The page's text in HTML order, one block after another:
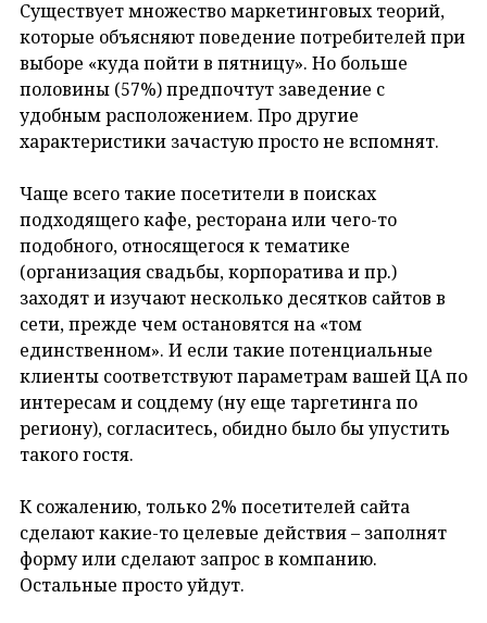
Существует множество маркетинговых теорий,
которые объясняют поведение потребителей при
выборе «куда пойти в пятницу». Но больше
половины (57%) предпочтут заведение с
удобным расположением. Про другие
характеристики зачастую просто не вспомнят.
Чаще всего такие посетители в поисках
подходящего кафе, ресторана или чего-то
подобного, относящегося к тематике
(организация свадьбы, корпоратива и пр.)
заходят и изучают несколько десятков сайтов в
сети, прежде чем остановятся на «том
единственном». И если такие потенциальные
клиенты соответствуют параметрам вашей ЦА по
интересам и соцдему (ну еще таргетинга по
региону), согласитесь, обидно было бы упустить
такого гостя.
К сожалению, только 2% посетителей сайта
сделают какие-то целевые действия – заполнят
форму или сделают запрос в компанию.
Остальные просто уйдут.